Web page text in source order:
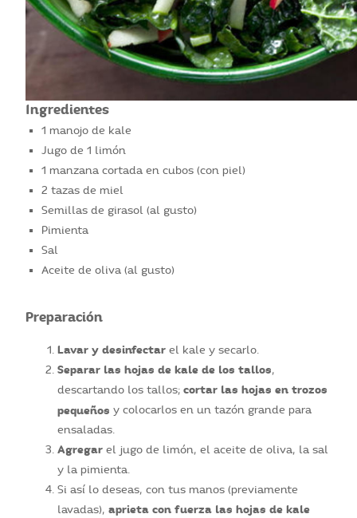
Ingredientes
1 manojo de kale
Jugo de 1 limón
1 manzana cortada en cubos (con piel)
2 tazas de miel
Semillas de girasol (al gusto)
Pimienta
Sal
Aceite de oliva (al gusto)
Preparación
Lavar y desinfectar el kale y secarlo.
Separar las hojas de kale de los tallos,
descartando los tallos;cortar las hojas en trozos
pequeños y colocarlos en un tazón grande para
ensaladas.
Agregar el jugo de limón, el aceite de oliva, la sal
y la pimienta.
Si así lo deseas, con tus manos (previamente
lavadas),aprieta con fuerza las hojas de kale